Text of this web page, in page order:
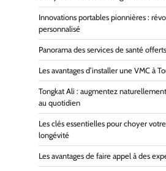
Innovations portables pionnières :
personnalisé
Panorama des services de santé
Les avantages d’installer une VMC à
Tongkat Ali : augmentez
au quotidien
Les clés essentielles pour choyer
longévité
Les avantages de faire appel à des